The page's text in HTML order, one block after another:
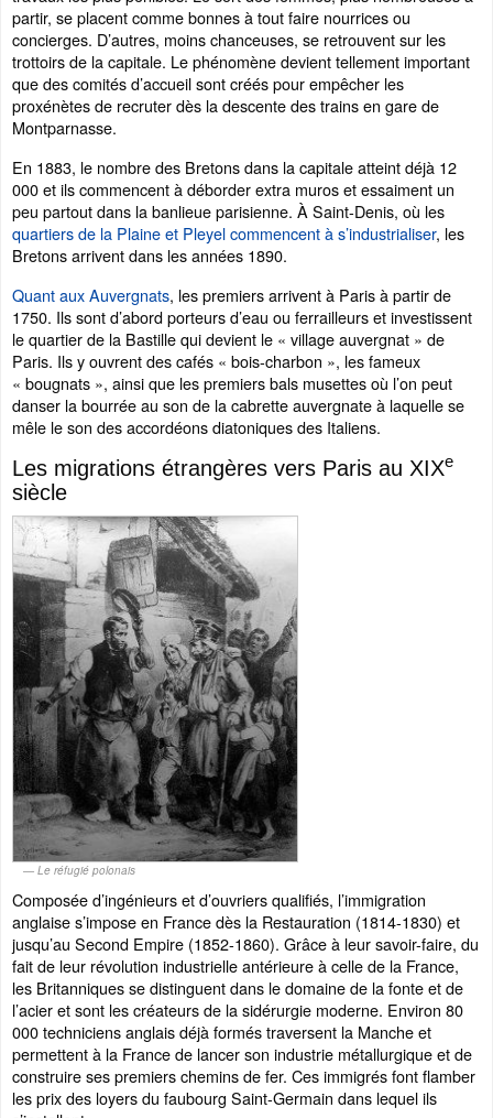
partir, se placent comme bonnes à tout faire nourrices ou
concierges. D’autres, moins chanceuses, se retrouvent sur les
trottoirs de la capitale. Le phénomène devient tellement important
que des comités d’accueil sont créés pour empêcher les
proxénètes de recruter dès la descente des trains en gare de
Montparnasse.
En 1883, le nombre des Bretons dans la capitale atteint déjà 12
000 et ils commencent à déborder extra muros et essaiment un
peu partout dans la banlieue parisienne. À Saint-Denis, où les
quartiers de la Plaine et Pleyel commencent à s’industrialiser, les
Bretons arrivent dans les années 1890.
Quant aux Auvergnats, les premiers arrivent à Paris à partir de
1750. Ils sont d’abord porteurs d’eau ou ferrailleurs et investissent
le quartier de la Bastille qui devient le « village auvergnat » de
Paris. Ils y ouvrent des cafés « bois-charbon », les fameux
« bougnats », ainsi que les premiers bals musettes où l’on peut
danser la bourrée au son de la cabrette auvergnate à laquelle se
mêle le son des accordéons diatoniques des Italiens.
Les migrations étrangères vers Paris au XIXe
siècle
Le réfugié polonais
Composée d’ingénieurs et d’ouvriers qualifiés, l’immigration
anglaise s’impose en France dès la Restauration (1814-1830) et
jusqu’au Second Empire (1852-1860). Grâce à leur savoir-faire, du
fait de leur révolution industrielle antérieure à celle de la France,
les Britanniques se distinguent dans le domaine de la fonte et de
l’acier et sont les créateurs de la sidérurgie moderne. Environ 80
000 techniciens anglais déjà formés traversent la Manche et
permettent à la France de lancer son industrie métallurgique et de
construire ses premiers chemins de fer. Ces immigrés font flamber
les prix des loyers du faubourg Saint-Germain dans lequel ils